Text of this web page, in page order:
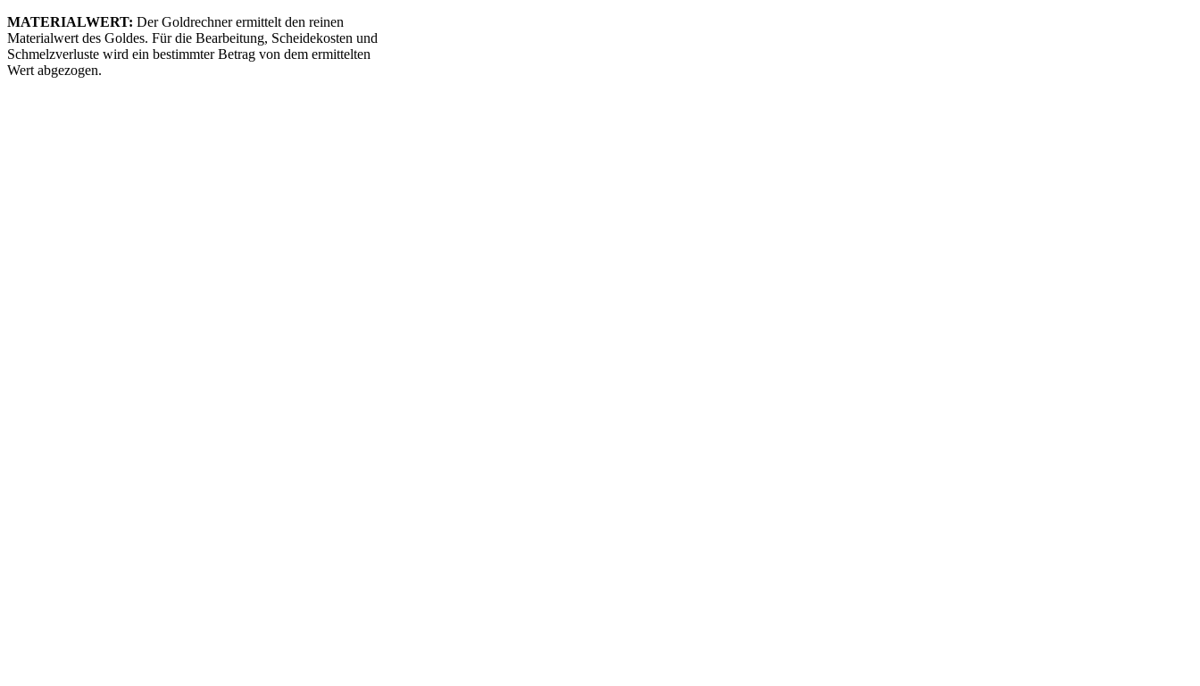
MATERIALWERT: Der Goldrechner ermittelt den reinen
Materialwert des Goldes. Für die Bearbeitung, Scheidekosten und
Schmelzverluste wird ein bestimmter Betrag von dem ermittelten
Wert abgezogen.